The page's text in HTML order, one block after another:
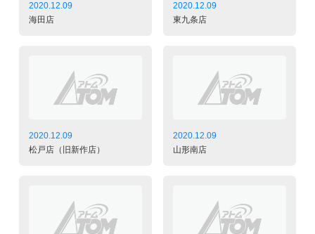
2020.12.09
海田店
2020.12.09
東九条店
2020.12.09
松戸店（旧新作店）
2020.12.09
山形南店